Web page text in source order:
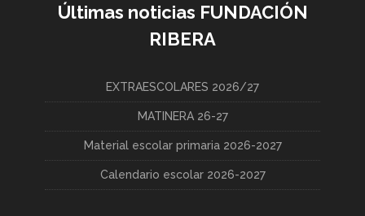
Últimas noticias FUNDACIÓN
RIBERA
EXTRAESCOLARES 2026/27
MATINERA 26-27
Material escolar primaria 2026-2027
Calendario escolar 2026-2027